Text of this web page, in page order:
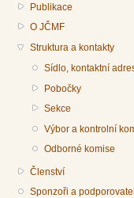
Publikace
O JČMF
Struktura a kontakty
Sídlo, kontaktní
Pobočky
Sekce
Výbor a kontrolní
Odborné komise
Členství
Sponzoři a